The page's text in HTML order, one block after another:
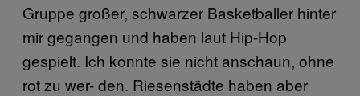
Gruppe großer, schwarzer Basketballer hinter
mir gegangen und haben laut Hip-Hop
gespielt. Ich konnte sie nicht anschaun, ohne
rot zu wer- den. Riesenstädte haben aber